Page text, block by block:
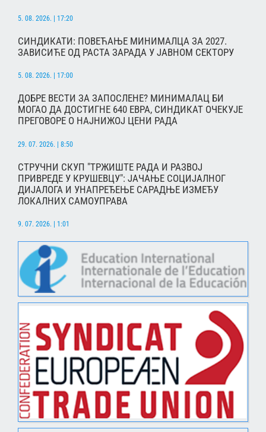
5. 08. 2026. | 17:20
СИНДИКАТИ: ПОВЕЋАЊЕ МИНИМАЛЦА ЗА 2027.
ЗАВИСИЋЕ ОД РАСТА ЗАРАДА У ЈАВНОМ СЕКТОРУ
5. 08. 2026. | 17:00
ДОБРЕ ВЕСТИ ЗА ЗАПОСЛЕНЕ? МИНИМАЛАЦ БИ
МОГАО ДА ДОСТИГНЕ 640 ЕВРА, СИНДИКАТ ОЧЕКУЈЕ
ПРЕГОВОРЕ О НАЈНИЖОЈ ЦЕНИ РАДА
29. 07. 2026. | 8:50
СТРУЧНИ СКУП "ТРЖИШТЕ РАДА И РАЗВОЈ
ПРИВРЕДЕ У КРУШЕВЦУ": ЈАЧАЊЕ СОЦИЈАЛНОГ
ДИЈАЛОГА И УНАПРЕЂЕЊЕ САРАДЊЕ ИЗМЕЂУ
ЛОКАЛНИХ САМОУПРАВА
9. 07. 2026. | 1:01